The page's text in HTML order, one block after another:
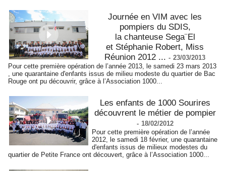
Journée en VIM avec les
pompiers du SDIS,
la chanteuse Sega¨El
et Stéphanie Robert, Miss
Réunion 2012 ...- 23/03/2013
Pour cette première opération de l’année 2013, le samedi 23 mars 2013
, une quarantaine d'enfants issus de milieu modeste du quartier de Bac
Rouge ont pu découvrir, grâce à l’Association 1000...
Les enfants de 1000 Sourires
découvrent le métier de pompier
- 18/02/2012
Pour cette première opération de l’année
2012, le samedi 18 février, une quarantaine
d'enfants issus de milieux modestes du
quartier de Petite France ont découvert, grâce à l’Association 1000...